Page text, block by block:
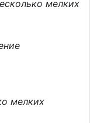
мелких
мелких